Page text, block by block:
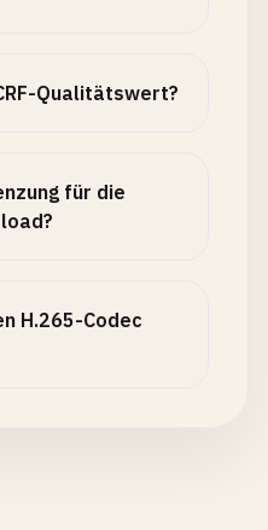
Qualitätswert?
für die
H.265-Codec